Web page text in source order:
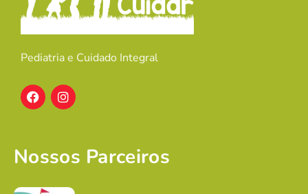
Pediatria e Cuidado Integral
Nossos Parceiros